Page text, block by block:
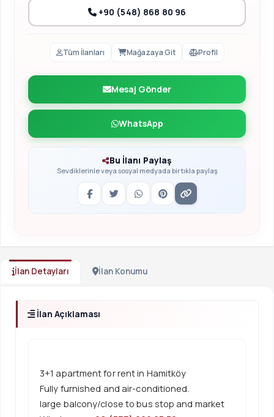
+90 (548) 868 80 96
Tüm İlanları Mağazaya Git Profil
Mesaj Gönder
WhatsApp
Bu İlanı Paylaş
Sevdiklerinle veya sosyal medyada bir tıkla paylaş
İlan Detayları İlan Konumu
İlan Açıklaması
3+1 apartment for rent in Hamitköy
Fully furnished and air-conditioned.
large balcony/close to bus stop and market